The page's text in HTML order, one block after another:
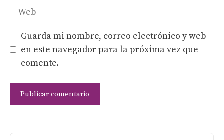
Web
Guarda mi nombre, correo electrónico y web
en este navegador para la próxima vez que
comente.